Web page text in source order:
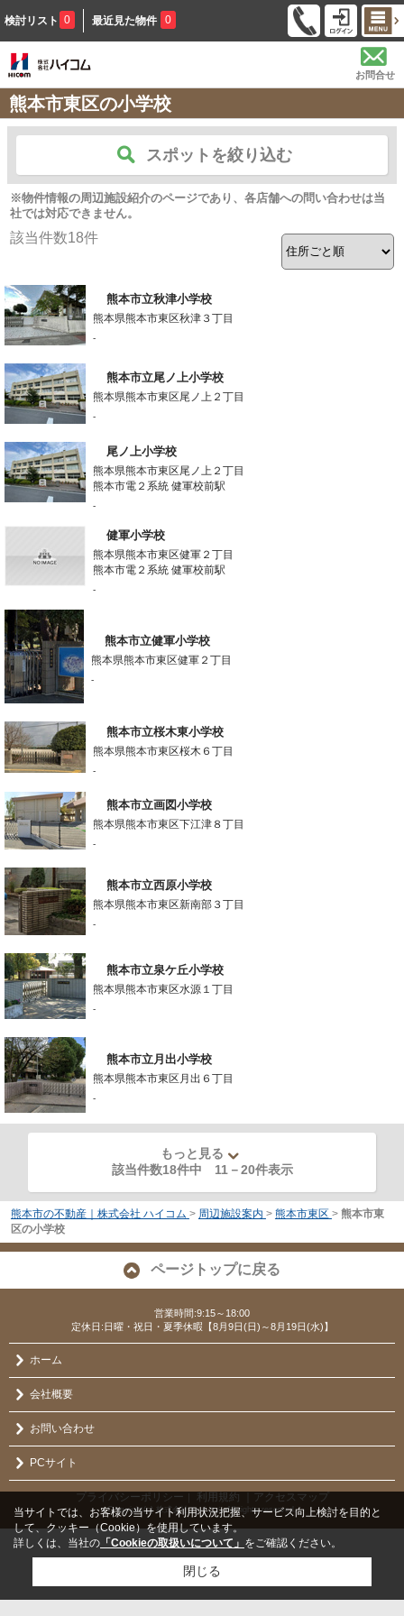
検討リスト 0 最近見た物件 0
お問合せ
熊本市東区の小学校
スポットを絞り込む
※物件情報の周辺施設紹介のページであり、各店舗への問い合わせは当
社では対応できません。
該当件数18件
熊本市立秋津小学校
熊本県熊本市東区秋津３丁目
-
熊本市立尾ノ上小学校
熊本県熊本市東区尾ノ上２丁目
-
尾ノ上小学校
熊本県熊本市東区尾ノ上２丁目
熊本市電２系統 健軍校前駅
-
健軍小学校
熊本県熊本市東区健軍２丁目
熊本市電２系統 健軍校前駅
-
熊本市立健軍小学校
熊本県熊本市東区健軍２丁目
-
熊本市立桜木東小学校
熊本県熊本市東区桜木６丁目
-
熊本市立画図小学校
熊本県熊本市東区下江津８丁目
-
熊本市立西原小学校
熊本県熊本市東区新南部３丁目
-
熊本市立泉ケ丘小学校
熊本県熊本市東区水源１丁目
-
熊本市立月出小学校
熊本県熊本市東区月出６丁目
-
もっと見る
該当件数18件中 11 －20件表示
熊本市の不動産｜株式会社 ハイコム > 周辺施設案内 > 熊本市東区 > 熊本市東
区の小学校
ページトップに戻る
営業時間:9:15～18:00
定休日:日曜・祝日・夏季休暇【8月9日(日)～8月19日(水)】
ホーム
会社概要
お問い合わせ
PCサイト
プライバシーポリシー 利用規約 ｜アクセスマップ
Copyright(c) 株式会社 ハイコム All rights reserved.
当サイトでは、お客様の当サイト利用状況把握、サービス向上検討を目的と
して、クッキー（Cookie）を使用しています。
詳しくは、当社の 「Cookieの取扱いについて」 をご確認ください。
閉じる